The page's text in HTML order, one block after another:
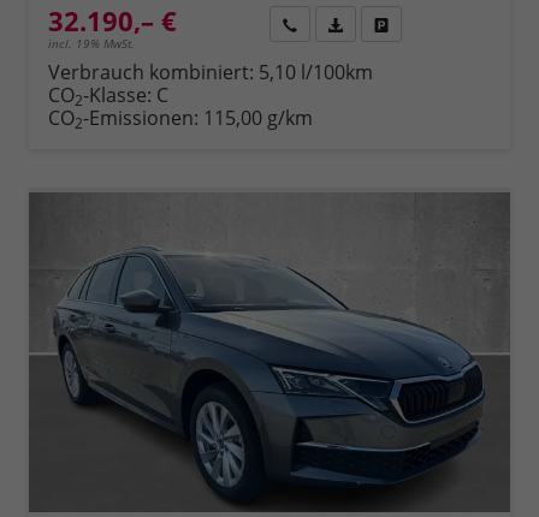
32.190,– €
incl. 19% MwSt.
Rückruf PDF-Datei, Fahrzeugexposé
Verbrauch kombiniert: 5,10 l/100km
CO2-Klasse: C
CO2-Emissionen: 115,00 g/km